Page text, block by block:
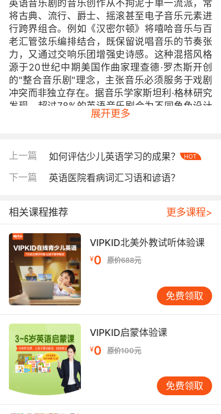
英语音乐剧的音乐创作从不拘泥于单一流派，常
将古典、流行、爵士、摇滚甚至电子音乐元素进
行跨界组合。例如《汉密尔顿》将嘻哈音乐与百
老汇管弦乐编排结合，既保留说唱音乐的节奏张
力，又通过交响乐团增强史诗感。这种混搭风格
源于20世纪中期美国作曲家理查德·罗杰斯开创
的"整合音乐剧"理念，主张音乐必须服务于戏剧
冲突而非独立存在。据音乐学家斯坦利·格林研究
发现，超过78%的英语音乐剧会为不同角色设计
差异化曲风，《芝加哥》中"细胞块探戈"的爵士
王》等经典剧目片段作为教学素材。该剧将非洲
当幼狮辛巴唱出"I Just Can't Wait to Be
King"时，切分音节奏与五声音阶旋律完美配合肢
体动作，这种多维度刺激能有效提升学习者对英
语韵律的感知能力。研究表明，接触音乐剧选段
的学习者，其语调模仿准确度较普通课程提高
37%。
二、叙事功能强化：音乐作为戏剧推进引擎
英语音乐剧的音乐创作遵循"show don't tell"原
则，通过旋律动机、节奏变化直接参与叙事。安
德鲁·劳埃德·韦伯在《猫》中运用"记忆迷宫"主题
曲贯穿全剧，每次变奏都对应不同角色命运转
折。这种主题贯穿手法源自瓦格纳的"主导动
机"理论，但在英语音乐剧中被赋予更通俗化的表
达。《歌剧魅影》开场的阴森管风琴旋律，在后
续场景中通过音高、配器变化的细微调整，持续
暗示魅影的存在，形成无形的情绪链条。
展开更多
上一篇 如何评估少儿英语学习的成果？ HOT
下一篇 英语医院看病词汇习语和谚语？
相关课程推荐 更多课程>
VIPKID北美外教试听体验课
¥0 原价688元
免费领取
VIPKID启蒙体验课
¥0 原价100元
免费领取